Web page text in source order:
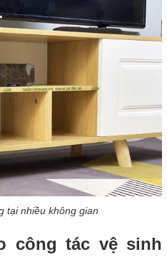
tại nhiều không gian
công tác vệ sinh